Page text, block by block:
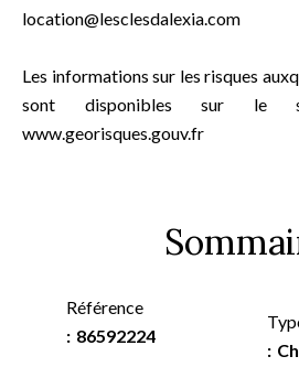
location@lesclesdalexia.com
Les informations sur les risques
sont disponibles sur le
www.georisques.gouv.fr
Référence
86592224